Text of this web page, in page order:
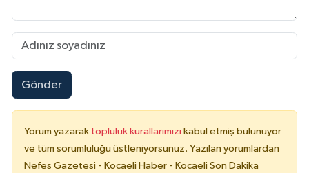
Gönder
Yorum yazarak topluluk kurallarımızı kabul etmiş bulunuyor
ve tüm sorumluluğu üstleniyorsunuz. Yazılan yorumlardan
Nefes Gazetesi - Kocaeli Haber - Kocaeli Son Dakika